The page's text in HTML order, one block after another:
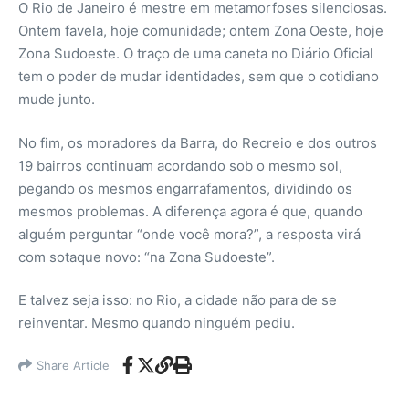
O Rio de Janeiro é mestre em metamorfoses silenciosas.
Ontem favela, hoje comunidade; ontem Zona Oeste, hoje
Zona Sudoeste. O traço de uma caneta no Diário Oficial
tem o poder de mudar identidades, sem que o cotidiano
mude junto.
No fim, os moradores da Barra, do Recreio e dos outros
19 bairros continuam acordando sob o mesmo sol,
pegando os mesmos engarrafamentos, dividindo os
mesmos problemas. A diferença agora é que, quando
alguém perguntar “onde você mora?”, a resposta virá
com sotaque novo: “na Zona Sudoeste”.
E talvez seja isso: no Rio, a cidade não para de se
reinventar. Mesmo quando ninguém pediu.
Share Article